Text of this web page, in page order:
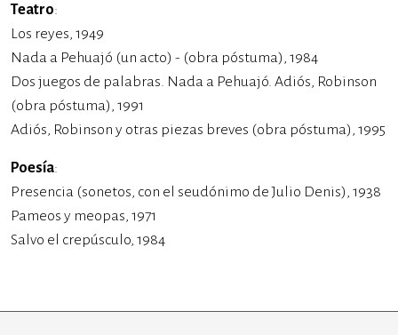
Teatro:
Los reyes, 1949
Nada a Pehuajó (un acto) -​ (obra póstuma), 1984
Dos juegos de palabras. Nada a Pehuajó. Adiós, Robinson
(obra póstuma), 1991
Adiós, Robinson y otras piezas breves (obra póstuma), 1995
Poesía:
Presencia (sonetos, con el seudónimo de Julio Denis), 1938
Pameos y meopas, 1971
Salvo el crepúsculo, 1984